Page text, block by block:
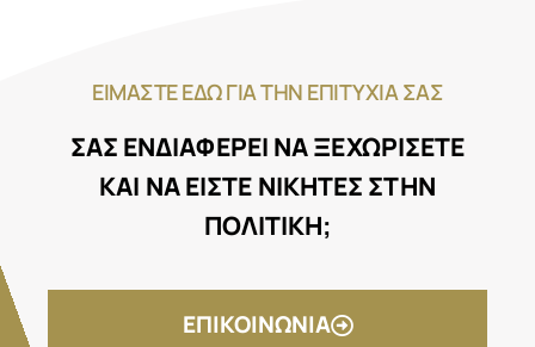
ΕΙΜΑΣΤΕ ΕΔΩ ΓΙΑ ΤΗΝ ΕΠΙΤΥΧΙΑ ΣΑΣ
ΣΑΣ ΕΝΔΙΑΦΕΡΕΙ ΝΑ ΞΕΧΩΡΙΣΕΤΕ
ΚΑΙ ΝΑ ΕΙΣΤΕ ΝΙΚΗΤΕΣ ΣΤΗΝ
ΠΟΛΙΤΙΚΗ;
ΕΠΙΚΟΙΝΩΝΙΑ